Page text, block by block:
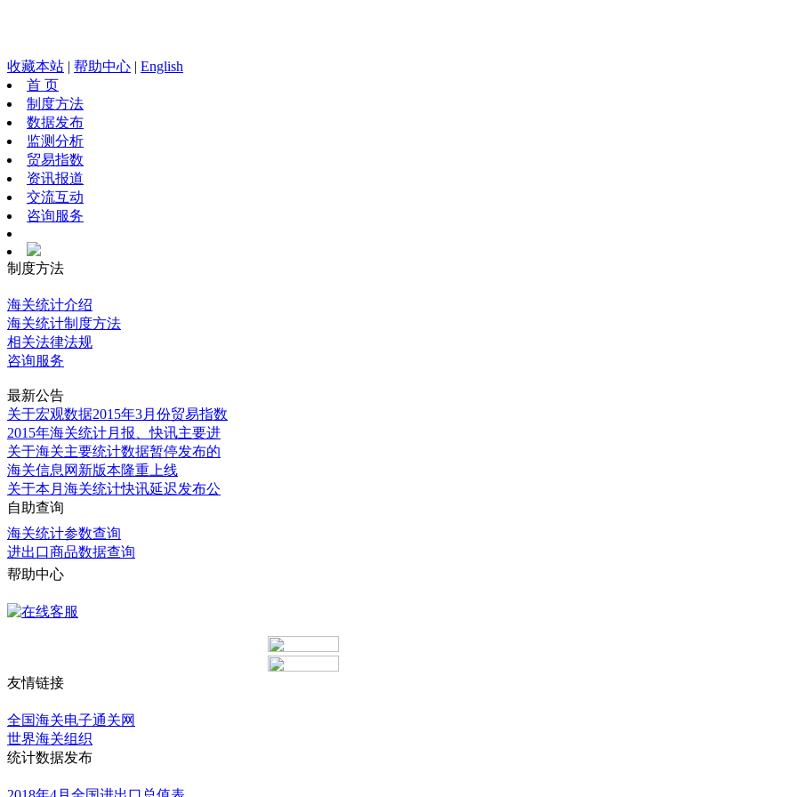
收藏本站 | 帮助中心 | English
首 页
制度方法
数据发布
监测分析
贸易指数
资讯报道
交流互动
咨询服务
制度方法
海关统计介绍
海关统计制度方法
相关法律法规
咨询服务
最新公告
关于宏观数据2015年3月份贸易指数
2015年海关统计月报、快讯主要进
关于海关主要统计数据暂停发布的
海关信息网新版本隆重上线
关于本月海关统计快讯延迟发布公
自助查询
海关统计参数查询
进出口商品数据查询
帮助中心
友情链接
全国海关电子通关网
世界海关组织
统计数据发布